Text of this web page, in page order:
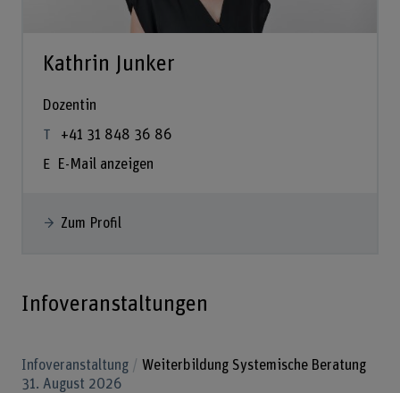
Kathrin Junker
Dozentin
+41 31 848 36 86
E-Mail anzeigen
Zum Profil
Infoveranstaltungen
Infoveranstaltung
Weiterbildung Systemische Beratung
31. August 2026